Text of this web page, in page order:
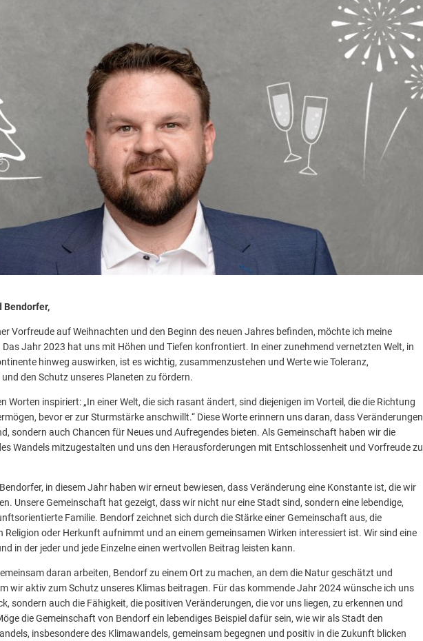
Bendorfer,
Vorfreude auf Weihnachten und den Beginn des neuen Jahres befinden, möchte ich meine
Jahr 2023 hat uns mit Höhen und Tiefen konfrontiert. In einer zunehmend vernetzten Welt, in
hinweg auswirken, ist es wichtig, zusammenzustehen und Werte wie Toleranz,
den Schutz unseres Planeten zu fördern.
Worten inspiriert: „In einer Welt, die sich rasant ändert, sind diejenigen im Vorteil, die die Richtung
bevor er zur Sturmstärke anschwillt.“ Diese Worte erinnern uns daran, dass Veränderungen
sondern auch Chancen für Neues und Aufregendes bieten. Als Gemeinschaft haben wir die
Wandels mitzugestalten und uns den Herausforderungen mit Entschlossenheit und Vorfreude zu
in diesem Jahr haben wir erneut bewiesen, dass Veränderung eine Konstante ist, die wir
Unsere Gemeinschaft hat gezeigt, dass wir nicht nur eine Stadt sind, sondern eine lebendige,
Familie. Bendorf zeichnet sich durch die Stärke einer Gemeinschaft aus, die
Religion oder Herkunft aufnimmt und an einem gemeinsamen Wirken interessiert ist. Wir sind eine
in der jeder und jede Einzelne einen wertvollen Beitrag leisten kann.
daran arbeiten, Bendorf zu einem Ort zu machen, an dem die Natur geschätzt und
wir aktiv zum Schutz unseres Klimas beitragen. Für das kommende Jahr 2024 wünsche ich uns
sondern auch die Fähigkeit, die positiven Veränderungen, die vor uns liegen, zu erkennen und
die Gemeinschaft von Bendorf ein lebendiges Beispiel dafür sein, wie wir als Stadt den
insbesondere des Klimawandels, gemeinsam begegnen und positiv in die Zukunft blicken